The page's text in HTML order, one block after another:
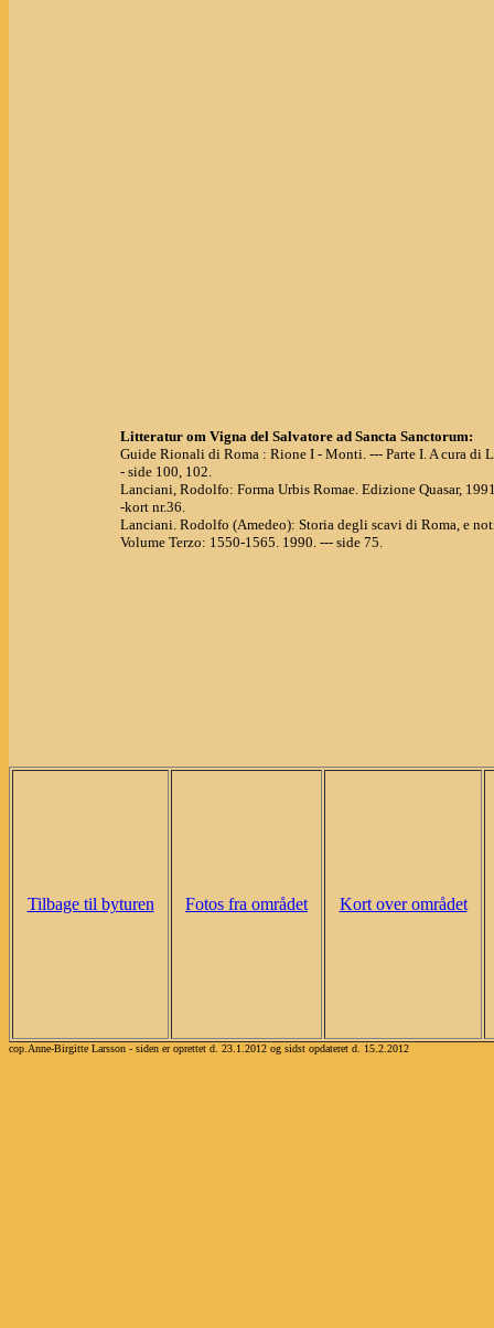
Litteratur om Vigna del Salvatore ad Sancta Sanctorum:
Guide Rionali di Roma : Rione I - Monti. --- Parte I. A cura
- side 100, 102.
Lanciani, Rodolfo: Forma Urbis Romae. Edizione Quasar,
-kort nr.36.
Lanciani. Rodolfo (Amedeo): Storia degli scavi di Roma, e
Volume Terzo: 1550-1565. 1990. --- side 75.
Tilbage til byturen Fotos fra området Kort over området
cop.Anne-Birgitte Larsson - siden er oprettet d. 23.1.2012 og sidst opdateret d. 15.2.2012